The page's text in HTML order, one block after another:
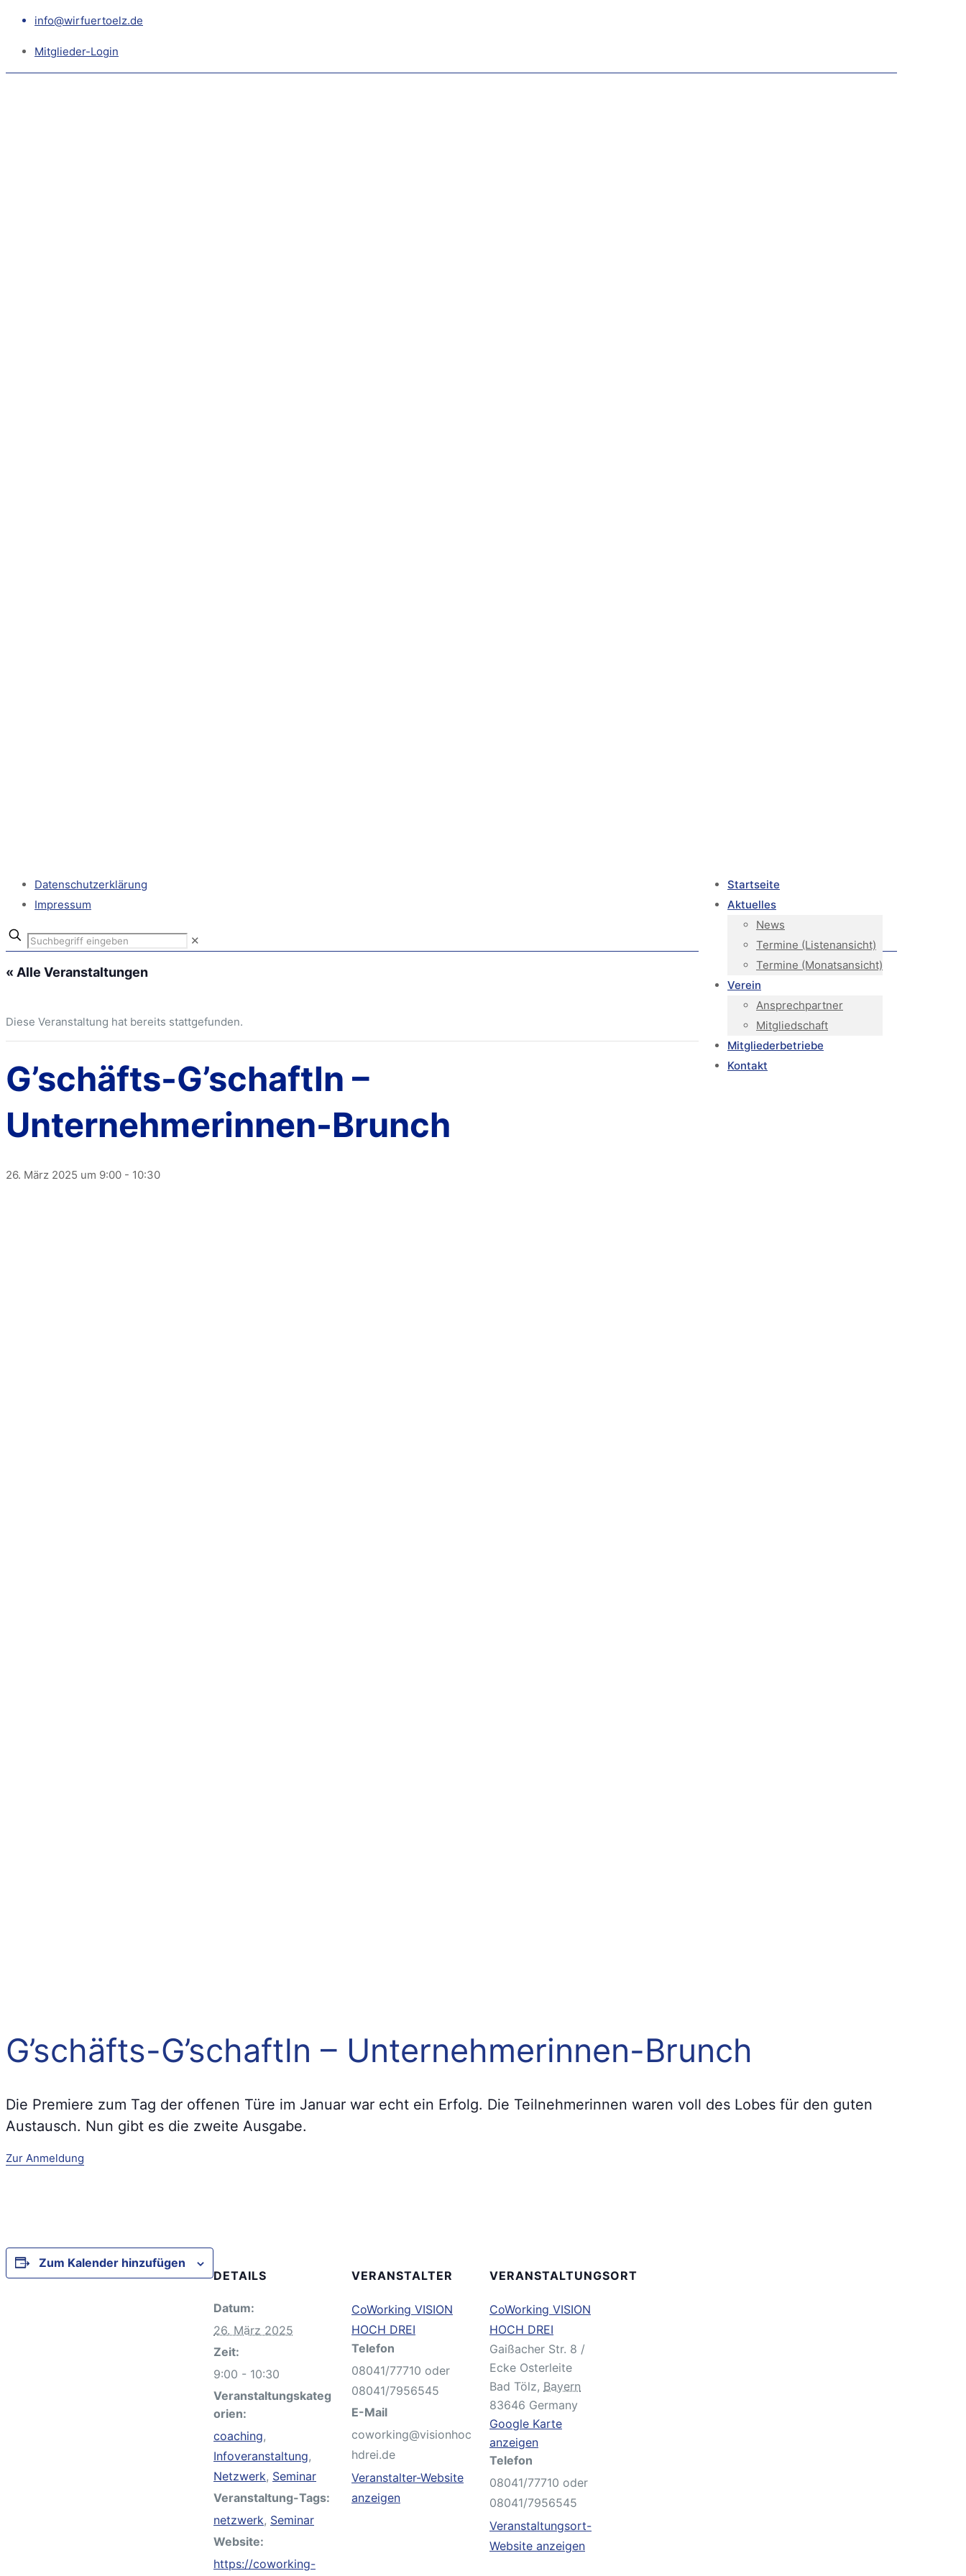
info@wirfuertoelz.de
Mitglieder-Login
Startseite
Aktuelles
News
Termine (Listenansicht)
Termine (Monatsansicht)
Verein
Ansprechpartner
Mitgliedschaft
Mitgliederbetriebe
Kontakt
Datenschutzerklärung
Impressum
✕
« Alle Veranstaltungen
Diese Veranstaltung hat bereits stattgefunden.
G’schäfts-G’schaftln –
Unternehmerinnen-Brunch
26. März 2025 um 9:00 - 10:30
G’schäfts-G’schaftln – Unternehmerinnen-Brunch
Die Premiere zum Tag der offenen Türe im Januar war echt ein Erfolg. Die Teilnehmerinnen waren voll des Lobes für den guten
Austausch. Nun gibt es die zweite Ausgabe.
Zur Anmeldung
Zum Kalender hinzufügen
DETAILS
Datum:
26. März 2025
Zeit:
9:00 - 10:30
Veranstaltungskateg
orien:
coaching,
Infoveranstaltung,
Netzwerk, Seminar
Veranstaltung-Tags:
netzwerk, Seminar
Website:
https://coworking-
VERANSTALTER
CoWorking VISION
HOCH DREI
Telefon
08041/77710 oder
08041/7956545
E-Mail
coworking@visionhoc
hdrei.de
Veranstalter-Website
anzeigen
VERANSTALTUNGSORT
CoWorking VISION
HOCH DREI
Gaißacher Str. 8 /
Ecke Osterleite
Bad Tölz, Bayern
83646 Germany
Google Karte
anzeigen
Telefon
08041/77710 oder
08041/7956545
Veranstaltungsort-
Website anzeigen